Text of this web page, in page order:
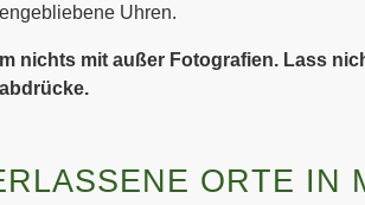
Uhren.
nichts mit außer Fotografien. Lass
ORTE IN